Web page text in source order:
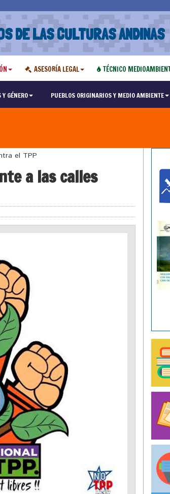
DE LAS CULTURAS ANDINAS
ASESORÍA LEGAL TÉCNICO
GÉNERO PUEBLOS ORIGINARIOS Y MEDIO AMBIENTE
el TPP
a las calles